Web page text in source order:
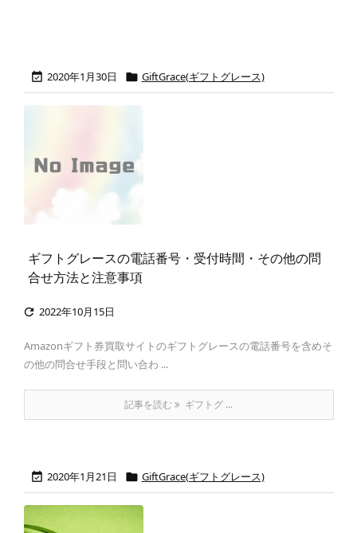
 2020年1月30日  GiftGrace(ギフトグレース)
ギフトグレースの電話番号・受付時間・その他の問
合せ方法と注意事項
 2022年10月15日
Amazonギフト券買取サイトのギフトグレースの電話番号を含めそ
の他の問合せ手段と問い合わ ...
記事を読む ギフトグ ...
 2020年1月21日  GiftGrace(ギフトグレース)